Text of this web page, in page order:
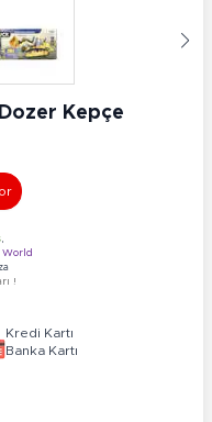
Kepçe
World
!
Kredi Kartı
Banka Kartı